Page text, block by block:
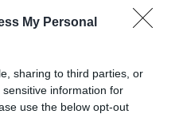
My Personal
sharing to third parties, or
information for
use the below opt-out
30 mai 2013 - 10 h 13